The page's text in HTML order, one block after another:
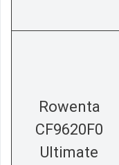
Rowenta
CF9620F0
Ultimate